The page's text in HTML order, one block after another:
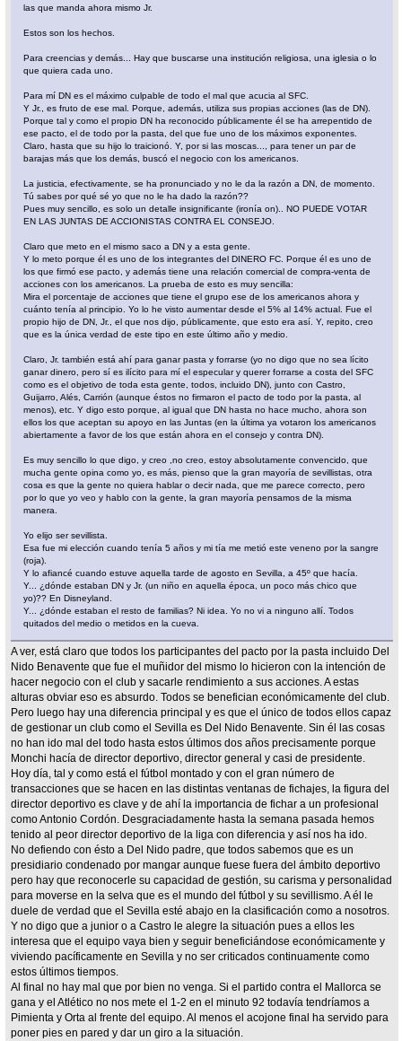
las que manda ahora mismo Jr.
Estos son los hechos.
Para creencias y demás... Hay que buscarse una institución religiosa, una iglesia o lo
que quiera cada uno.
Para mí DN es el máximo culpable de todo el mal que acucia al SFC.
Y Jr., es fruto de ese mal. Porque, además, utiliza sus propias acciones (las de DN).
Porque tal y como el propio DN ha reconocido públicamente él se ha arrepentido de
ese pacto, el de todo por la pasta, del que fue uno de los máximos exponentes.
Claro, hasta que su hijo lo traicionó. Y, por si las moscas..., para tener un par de
barajas más que los demás, buscó el negocio con los americanos.
La justicia, efectivamente, se ha pronunciado y no le da la razón a DN, de momento.
Tú sabes por qué sé yo que no le ha dado la razón??
Pues muy sencillo, es solo un detalle insignificante (ironía on).. NO PUEDE VOTAR
EN LAS JUNTAS DE ACCIONISTAS CONTRA EL CONSEJO.
Claro que meto en el mismo saco a DN y a esta gente.
Y lo meto porque él es uno de los integrantes del DINERO FC. Porque él es uno de
los que firmó ese pacto, y además tiene una relación comercial de compra-venta de
acciones con los americanos. La prueba de esto es muy sencilla:
Mira el porcentaje de acciones que tiene el grupo ese de los americanos ahora y
cuánto tenía al principio. Yo lo he visto aumentar desde el 5% al 14% actual. Fue el
propio hijo de DN, Jr., el que nos dijo, públicamente, que esto era así. Y, repito, creo
que es la única verdad de este tipo en este último año y medio.
Claro, Jr. también está ahí para ganar pasta y forrarse (yo no digo que no sea lícito
ganar dinero, pero sí es ilícito para mí el especular y querer forrarse a costa del SFC
como es el objetivo de toda esta gente, todos, incluido DN), junto con Castro,
Guijarro, Alés, Carrión (aunque éstos no firmaron el pacto de todo por la pasta, al
menos), etc. Y digo esto porque, al igual que DN hasta no hace mucho, ahora son
ellos los que aceptan su apoyo en las Juntas (en la última ya votaron los americanos
abiertamente a favor de los que están ahora en el consejo y contra DN).
Es muy sencillo lo que digo, y creo ,no creo, estoy absolutamente convencido, que
mucha gente opina como yo, es más, pienso que la gran mayoría de sevillistas, otra
cosa es que la gente no quiera hablar o decir nada, que me parece correcto, pero
por lo que yo veo y hablo con la gente, la gran mayoría pensamos de la misma
manera.
Yo elijo ser sevillista.
Esa fue mi elección cuando tenía 5 años y mi tía me metió este veneno por la sangre
(roja).
Y lo afiancé cuando estuve aquella tarde de agosto en Sevilla, a 45º que hacía.
Y... ¿dónde estaban DN y Jr. (un niño en aquella época, un poco más chico que
yo)?? En Disneyland.
Y... ¿dónde estaban el resto de familias? Ni idea. Yo no vi a ninguno allí. Todos
quitados del medio o metidos en la cueva.
A ver, está claro que todos los participantes del pacto por la pasta incluido Del
Nido Benavente que fue el muñidor del mismo lo hicieron con la intención de
hacer negocio con el club y sacarle rendimiento a sus acciones. A estas
alturas obviar eso es absurdo. Todos se benefician económicamente del club.
Pero luego hay una diferencia principal y es que el único de todos ellos capaz
de gestionar un club como el Sevilla es Del Nido Benavente. Sin él las cosas
no han ido mal del todo hasta estos últimos dos años precisamente porque
Monchi hacía de director deportivo, director general y casi de presidente.
Hoy día, tal y como está el fútbol montado y con el gran número de
transacciones que se hacen en las distintas ventanas de fichajes, la figura del
director deportivo es clave y de ahí la importancia de fichar a un profesional
como Antonio Cordón. Desgraciadamente hasta la semana pasada hemos
tenido al peor director deportivo de la liga con diferencia y así nos ha ido.
No defiendo con ésto a Del Nido padre, que todos sabemos que es un
presidiario condenado por mangar aunque fuese fuera del ámbito deportivo
pero hay que reconocerle su capacidad de gestión, su carisma y personalidad
para moverse en la selva que es el mundo del fútbol y su sevillismo. A él le
duele de verdad que el Sevilla esté abajo en la clasificación como a nosotros.
Y no digo que a junior o a Castro le alegre la situación pues a ellos les
interesa que el equipo vaya bien y seguir beneficiándose económicamente y
viviendo pacíficamente en Sevilla y no ser criticados continuamente como
estos últimos tiempos.
Al final no hay mal que por bien no venga. Si el partido contra el Mallorca se
gana y el Atlético no nos mete el 1-2 en el minuto 92 todavía tendríamos a
Pimienta y Orta al frente del equipo. Al menos el acojone final ha servido para
poner pies en pared y dar un giro a la situación.